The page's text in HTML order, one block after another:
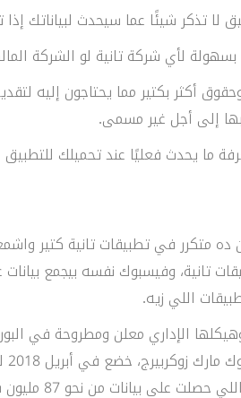
لا تذكر شيئًا عما سيحدث لبياناتك
بسهولة لأي شركة تانية لو الشركة
أكثر بكتير مما يحتاجون إليه
إلى أجل غير مسمى.
ما يحدث فعليًا عند تحميلك
ده متكرر في تطبيقات تانية كتير
تانية، وفيسبوك نفسه بيجمع
الإداري معلن ومطروحة في
شركة